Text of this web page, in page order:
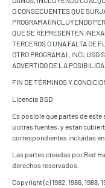
O CONSECUENTES QUE
PROGRAMA (INCLUYENDO
QUE SE REPRESENTEN
TERCEROS O UNA FALTA DE
OTRO PROGRAMA) , INCLUSO
ADVERTIDO DE LA
FIN DE TÉRMINOS Y
Licencia BSD
Es posible que partes de este
u otras fuentes, y están
correspondientes incluidas en
Las partes creadas por Red
derechos reservados.
Copyright (c) 1982, 1986, 1988,